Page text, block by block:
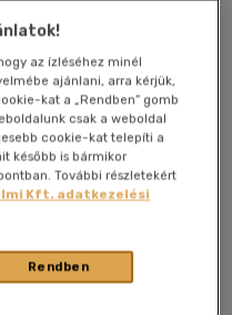
Hiúság vására
Antikvár partner
az ízléséhez minél
ajánlani, arra kérjük,
kat a „Rendben” gomb
csak a weboldal
cookie-kat telepíti a
később is bármikor
További részletekért
Kft. adatkezelési
Rendben